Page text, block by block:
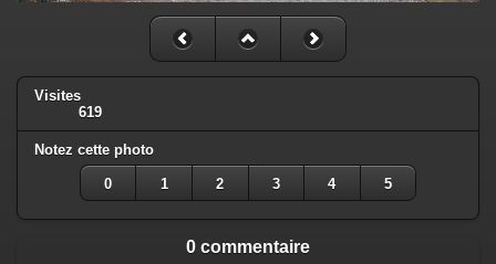
Visites
619
Notez cette photo
0 1 2 3 4 5
0 commentaire